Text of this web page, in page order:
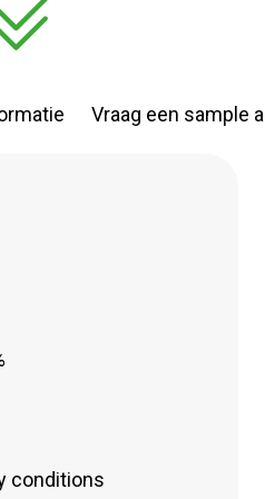
Vraag een sample
conditions